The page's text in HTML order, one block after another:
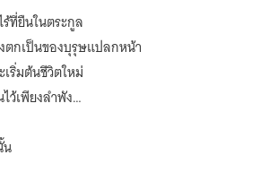
คือ
ยอด
ชีวา
ของ
อ๋อง
ทรราช
ที่ยืนในตระกูล
ตกเป็นของบุรุษแปลกหน้า
ริ่มต้นชีวิตใหม่
ว้เพียงลำพัง…
น